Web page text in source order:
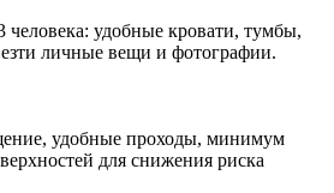
удобные кровати, тумбы,
личные вещи и фотографии.
удобные проходы, минимум
для снижения риска